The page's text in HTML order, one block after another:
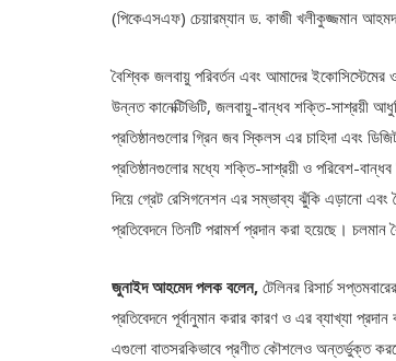
(পিকেএসএফ) চেয়ারম্যান ড. কাজী খলীকুজ্জমান
বৈশ্বিক জলবায়ু পরিবর্তন এবং আমাদের
উন্নত কানেক্টিভিটি, জলবায়ু-বান্ধব শক্তি-সাশ্রয়ী
প্রতিষ্ঠানগুলোর গ্রিন জব স্কিলস এর চাহিদা এবং
প্রতিষ্ঠানগুলোর মধ্যে শক্তি-সাশ্রয়ী ও পরিবেশ-
দিয়ে গ্রেট রেসিগনেশন এর সম্ভাব্য ঝুঁকি এড়ানো এবং
প্রতিবেদনে তিনটি পরামর্শ প্রদান করা হয়েছে।
জুনাইদ আহমেদ পলক বলেন, টেলিনর রিসার্চ
প্রতিবেদনে পূর্বানুমান করার কারণ ও এর ব্যাখ্যা
এগুলো বাতসরকিভাবে প্রণীত কৌশলেও অন্তর্ভুক্ত